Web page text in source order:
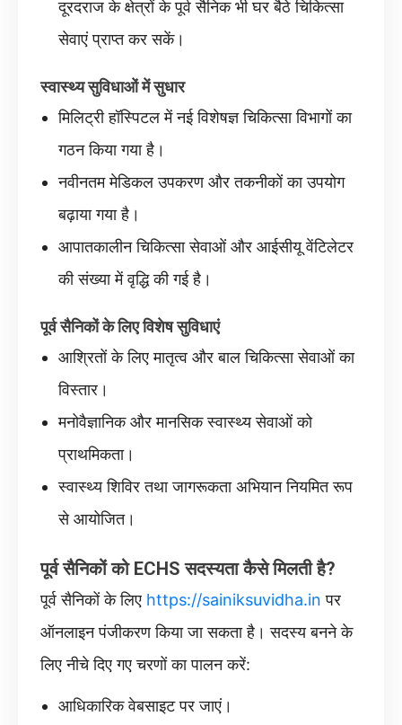
दूरदराज के क्षेत्रों के पूर्व सैनिक भी घर बैठे चिकित्सा
सेवाएं प्राप्त कर सकें।
स्वास्थ्य सुविधाओं में सुधार
मिलिट्री हॉस्पिटल में नई विशेषज्ञ चिकित्सा विभागों का
गठन किया गया है।
नवीनतम मेडिकल उपकरण और तकनीकों का उपयोग
बढ़ाया गया है।
आपातकालीन चिकित्सा सेवाओं और आईसीयू वेंटिलेटर
की संख्या में वृद्धि की गई है।
पूर्व सैनिकों के लिए विशेष सुविधाएं
आश्रितों के लिए मातृत्व और बाल चिकित्सा सेवाओं का
विस्तार।
मनोवैज्ञानिक और मानसिक स्वास्थ्य सेवाओं को
प्राथमिकता।
स्वास्थ्य शिविर तथा जागरूकता अभियान नियमित रूप
से आयोजित।
पूर्व सैनिकों को ECHS सदस्यता कैसे मिलती है?
पूर्व सैनिकों के लिए https://sainiksuvidha.in पर
ऑनलाइन पंजीकरण किया जा सकता है। सदस्य बनने के
लिए नीचे दिए गए चरणों का पालन करें:
आधिकारिक वेबसाइट पर जाएं।